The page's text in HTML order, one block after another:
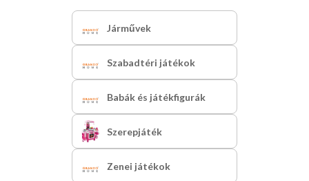
Járművek
Szabadtéri játékok
Babák és játékfigurák
Szerepjáték
Zenei játékok